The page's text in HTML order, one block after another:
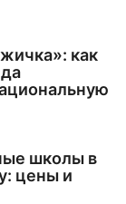
как
школы в
цены и